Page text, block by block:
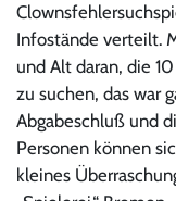
Infostände verteilt.
und Alt daran, die
zu suchen, das war
Abgabeschluß und
Personen können
kleines